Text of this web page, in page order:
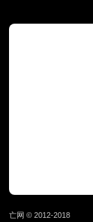
亡网 © 2012-2018